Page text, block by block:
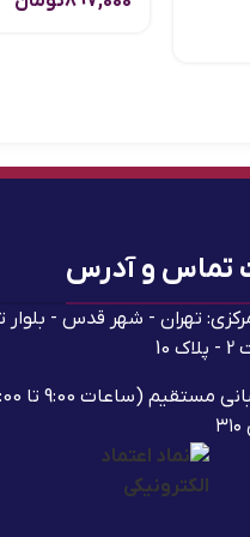
تهران - شهر قدس - بلوار
10
تماس و آدرس